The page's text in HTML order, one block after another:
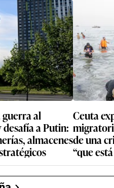
guerra al
a Putin:
almacenes
Ceuta
de una
“que